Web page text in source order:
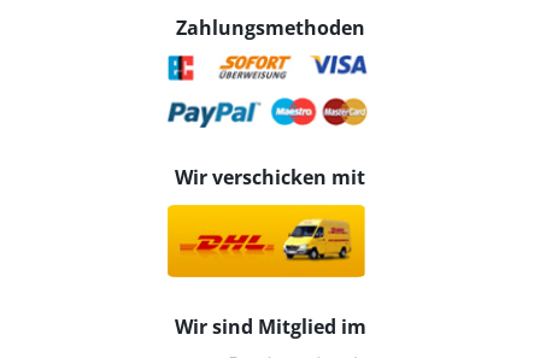
Zahlungsmethoden
Wir verschicken mit
Wir sind Mitglied im